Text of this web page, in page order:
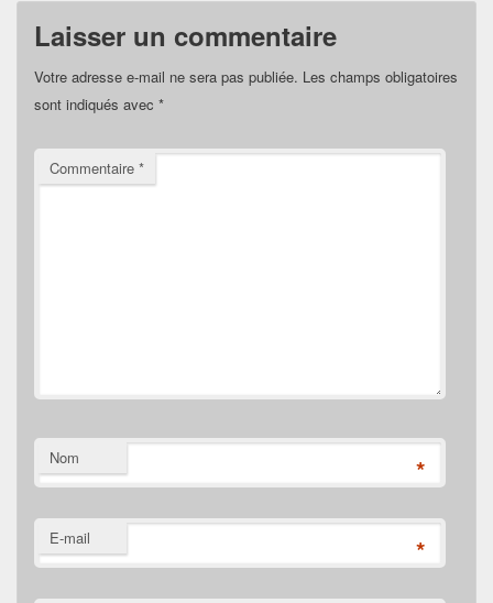
Laisser un commentaire
Votre adresse e-mail ne sera pas publiée. Les champs obligatoires
sont indiqués avec *
Commentaire *
Nom *
E-mail *